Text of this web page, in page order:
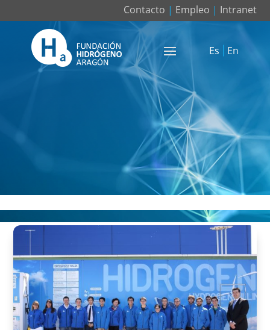
Contacto | Empleo | Intranet
Es En